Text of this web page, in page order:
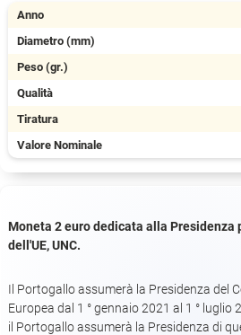
Anno
Diametro (mm)
Peso (gr.)
Qualità
Tiratura
Valore Nominale
Moneta 2 euro dedicata alla Presidenza
dell'UE, UNC.
Il Portogallo assumerà la Presidenza del
Europea dal 1 ° gennaio 2021 al 1 ° luglio
il Portogallo assumerà la Presidenza di